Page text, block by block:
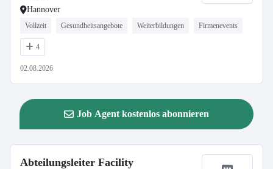
Hannover
Vollzeit Gesundheitsangebote Weiterbildungen Firmenevents
4
02.08.2026
Job Agent kostenlos abonnieren
Abteilungsleiter Facility